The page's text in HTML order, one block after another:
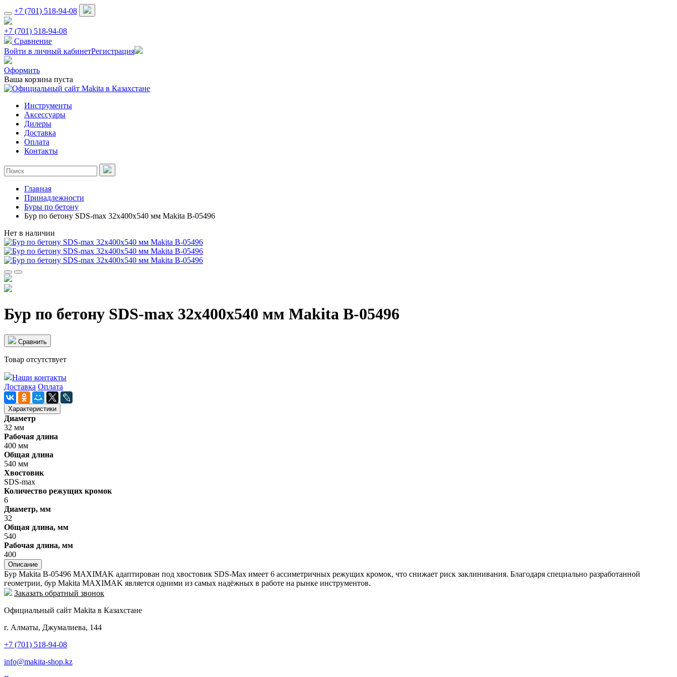
+7 (701) 518-94-08
+7 (701) 518-94-08
Сравнение
Войти в личный кабинетРегистрация
Оформить
Ваша корзина пуста
Инструменты
Аксессуары
Дилеры
Доставка
Оплата
Контакты
Главная
Принадлежности
Буры по бетону
Бур по бетону SDS-max 32х400х540 мм Makita B-05496
Нет в наличии
Бур по бетону SDS-max 32х400х540 мм Makita B-05496
Cравнить
Товар отсутствует
Наши контакты
Доставка Оплата
Характеристики
Диаметр
32 мм
Рабочая длина
400 мм
Общая длина
540 мм
Хвостовик
SDS-max
Количество режущих кромок
6
Диаметр, мм
32
Общая длина, мм
540
Рабочая длина, мм
400
Описание
Бур Makita B-05496 MAXIMAK адаптирован под хвостовик SDS-Max имеет 6 ассиметричных режущих кромок, что снижает риск заклинивания. Благодаря специально разработанной
геометрии, бур Makita MAXIMAK является одними из самых надёжных в работе на рынке инструментов.
Заказать обратный звонок
Официальный сайт Makita в Казахстане
г. Алматы, Джумалиева, 144
+7 (701) 518-94-08
info@makita-shop.kz